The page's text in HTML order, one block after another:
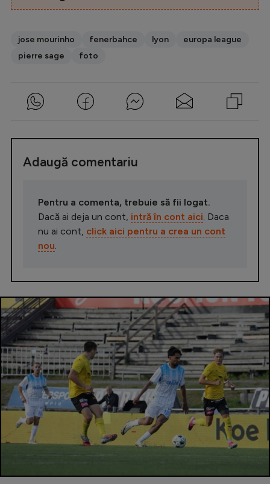
jose mourinho fenerbahce lyon
europa league
pierre sage
foto
Adaugă comentariu
Pentru a comenta, trebuie să fii logat.
Dacă ai deja un cont, intră în cont aici. Daca
nu ai cont, click aici pentru a crea un cont
nou.